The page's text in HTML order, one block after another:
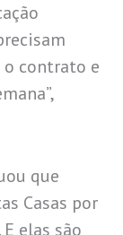
o contrato e
que
Casas por
elas são